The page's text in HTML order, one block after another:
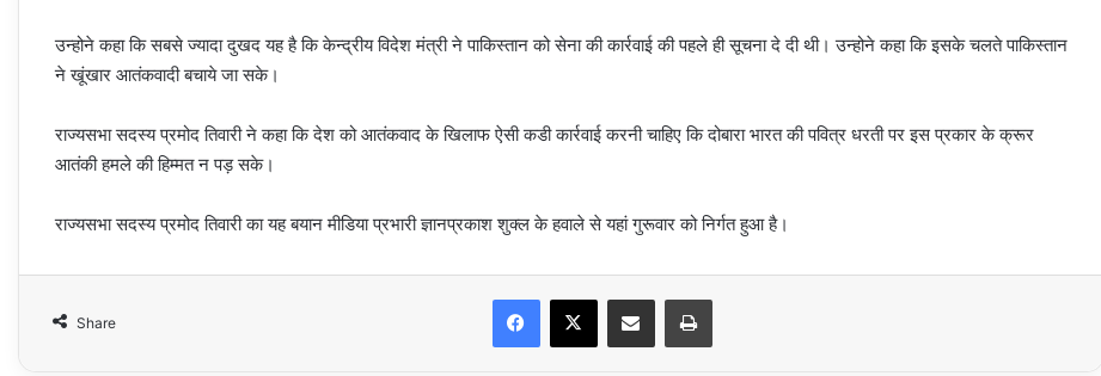
उन्होने कहा कि सबसे ज्यादा दुखद यह है कि केन्द्रीय विदेश मंत्री ने पाकिस्तान को सेना की कार्रवाई की पहले ही सूचना दे दी थी। उन्होने कहा कि इसके चलते पाकिस्तान
ने खूंखार आतंकवादी बचाये जा सके।
राज्यसभा सदस्य प्रमोद तिवारी ने कहा कि देश को आतंकवाद के खिलाफ ऐसी कडी कार्रवाई करनी चाहिए कि दोबारा भारत की पवित्र धरती पर इस प्रकार के क्रूर
आतंकी हमले की हिम्मत न पड़ सके।
राज्यसभा सदस्य प्रमोद तिवारी का यह बयान मीडिया प्रभारी ज्ञानप्रकाश शुक्ल के हवाले से यहां गुरूवार को निर्गत हुआ है।
Share
Facebook
X Share via Email Print